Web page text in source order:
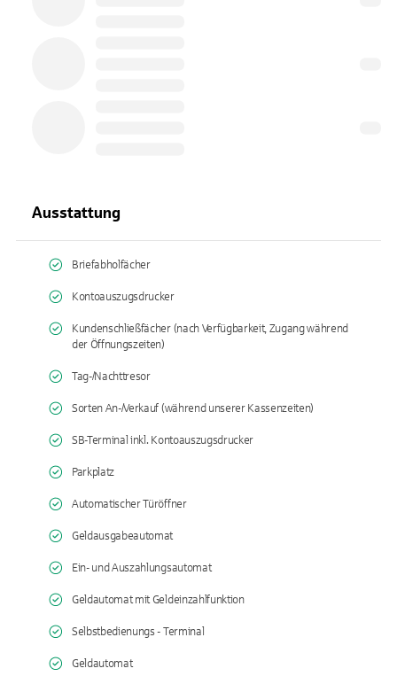
Ausstattung
Briefabholfächer
Kontoauszugsdrucker
Kundenschließfächer (nach Verfügbarkeit, Zugang während
der Öffnungszeiten)
Tag-/Nachttresor
Sorten An-/Verkauf (während unserer Kassenzeiten)
SB-Terminal inkl. Kontoauszugsdrucker
Parkplatz
Automatischer Türöffner
Geldausgabeautomat
Ein- und Auszahlungsautomat
Geldautomat mit Geldeinzahlfunktion
Selbstbedienungs - Terminal
Geldautomat